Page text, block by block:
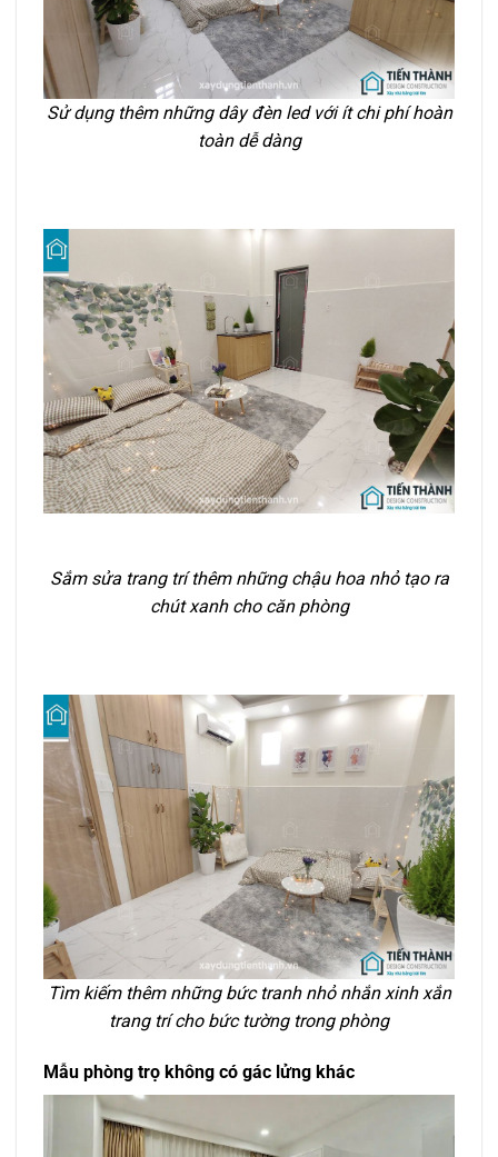
Sử dụng thêm những dây đèn led với ít chi phí hoàn
toàn dễ dàng
Sắm sửa trang trí thêm những chậu hoa nhỏ tạo ra
chút xanh cho căn phòng
Tìm kiếm thêm những bức tranh nhỏ nhắn xinh xắn
trang trí cho bức tường trong phòng
Mẫu phòng trọ không có gác lửng khác